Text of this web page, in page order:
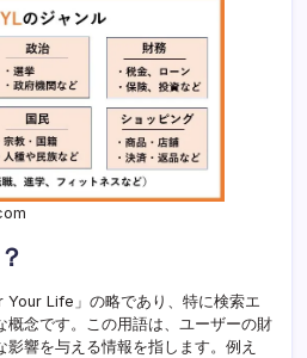
Life」の略であり、特に検索エ
概念です。この用語は、ユーザーの財
響を与える情報を指します。例え